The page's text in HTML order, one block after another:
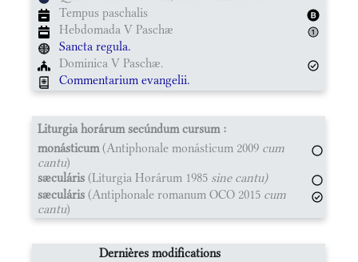
Tempus paschalis
Hebdomada V Paschæ
Sancta regula.
Dominica V Paschæ.
Commentarium evangelii.
Liturgia horárum secúndum cursum :
monásticum(Antiphonale monásticum 2009 cum
cantu)
sæculáris (Liturgia Horárum 1985 sine cantu)
sæculáris (Antiphonale romanum OCO 2015 cum
cantu)
Dernières modifications